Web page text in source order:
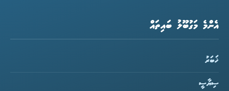
އެންމެ މަގުބޫލު ބައިތައް
ޚަބަރު
ސިޔާސީ